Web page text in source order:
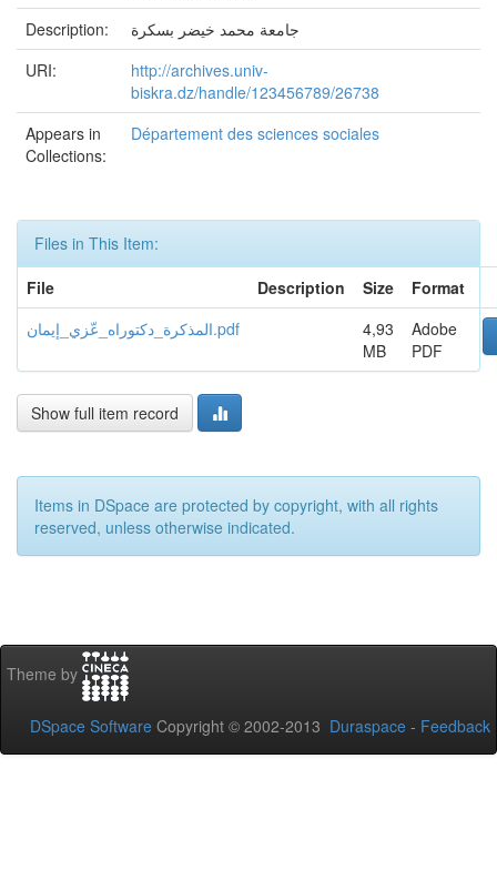
Description:
جامعة محمد خيضر بسكرة
URI:
http://archives.univ-
biskra.dz/handle/123456789/26738
Appears in
Collections:
Département des sciences sociales
Files in This Item:
File
Description Size
Format
المذكرة_دكتوراه_عّزي_إيمان.pdf
4,93
MB
Adobe
PDF
Show full item record
Items in DSpace are protected by copyright, with all rights
reserved, unless otherwise indicated.
Theme by
DSpace Software Copyright © 2002-2013 Duraspace - Feedback